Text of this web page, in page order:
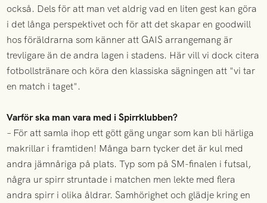
också. Dels för att man vet aldrig vad en liten gest kan göra
i det långa perspektivet och för att det skapar en goodwill
hos föräldrarna som känner att GAIS arrangemang är
trevligare än de andra lagen i stadens. Här vill vi dock citera
fotbollstränare och köra den klassiska sägningen att "vi tar
en match i taget".
Varför ska man vara med i Spirrklubben?
– För att samla ihop ett gött gäng ungar som kan bli härliga
makrillar i framtiden! Många barn tycker det är kul med
andra jämnåriga på plats. Typ som på SM-finalen i futsal,
några ur spirr struntade i matchen men lekte med flera
andra spirr i olika åldrar. Samhörighet och glädje kring en